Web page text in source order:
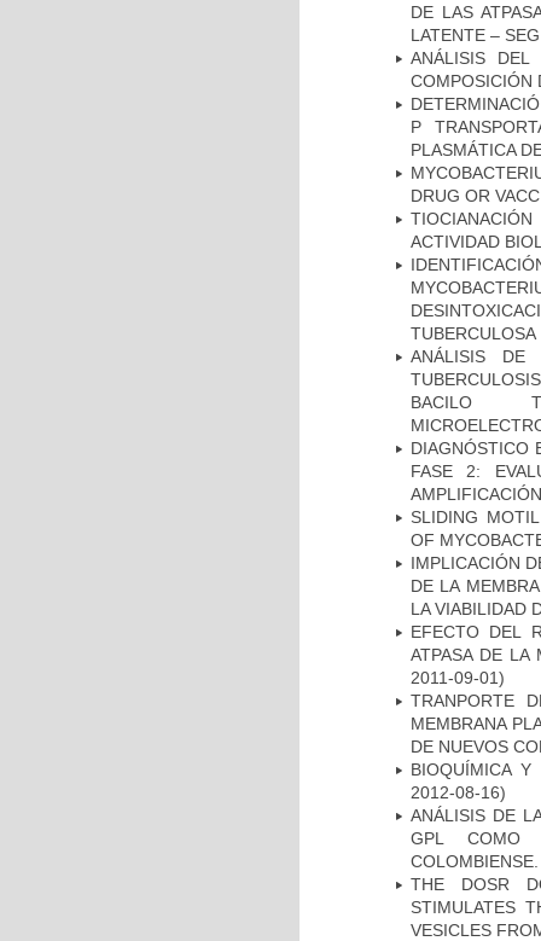
DE LAS
LATENTE –
ANÁLISIS DEL
COMPOSICIÓN
P
PLASMÁTICA
DRUG OR
ACTIVIDAD
TUBERCULOSA
ANÁLISIS DE
BACILO
DIAGNÓSTICO
FASE 2:
SLIDING
OF
IMPLICACIÓN
DE LA
LA VIABILIDAD
EFECTO DEL
ATPASA DE LA
2011-09-01)
TRANPORTE
MEMBRANA
DE NUEVOS
BIOQUÍMICA Y
2012-08-16)
ANÁLISIS DE
GPL COMO
COLOMBIENSE.
THE DOSR
STIMULATES
VESICLES